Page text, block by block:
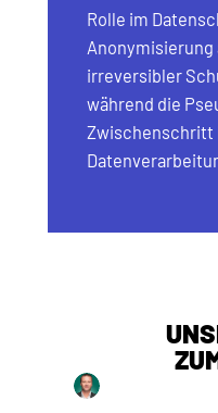
Rolle im
irreversibler
während die
Zwischenschritt